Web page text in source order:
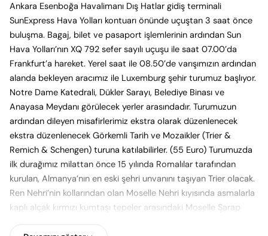
Ankara Esenboğa Havalimanı Dış Hatlar gidiş terminali
SunExpress Hava Yolları kontuarı önünde uçuştan 3 saat önce
buluşma. Bagaj, bilet ve pasaport işlemlerinin ardından Sun
Hava Yolları’nın XQ 792 sefer sayılı uçuşu ile saat 07.00’da
Frankfurt’a hareket. Yerel saat ile 08.50’de varışımızın ardından
alanda bekleyen aracımız ile Luxemburg şehir turumuz başlıyor.
Notre Dame Katedrali, Dükler Sarayı, Belediye Binası ve
Anayasa Meydanı görülecek yerler arasındadır. Turumuzun
ardından dileyen misafirlerimiz ekstra olarak düzenlenecek
ekstra düzenlenecek Görkemli Tarih ve Mozaikler (Trier &
Remich & Schengen) turuna katılabilirler. (55 Euro) Turumuzda
ilk durağımız milattan önce 15 yılında Romalılar tarafından
kurulan, Almanya’nın en eski şehri unvanını taşıyan Trier olacak.
Ren Nehri’nin kollarından olan Moselle Nehri kıyısında asmalarla
kaplı alçak kırmızı kumtaşı tepeler arasındaki Moselle Şarap
Bölgesi içerisinde yer alan Trier’de gerçekleştireceğimiz şehir